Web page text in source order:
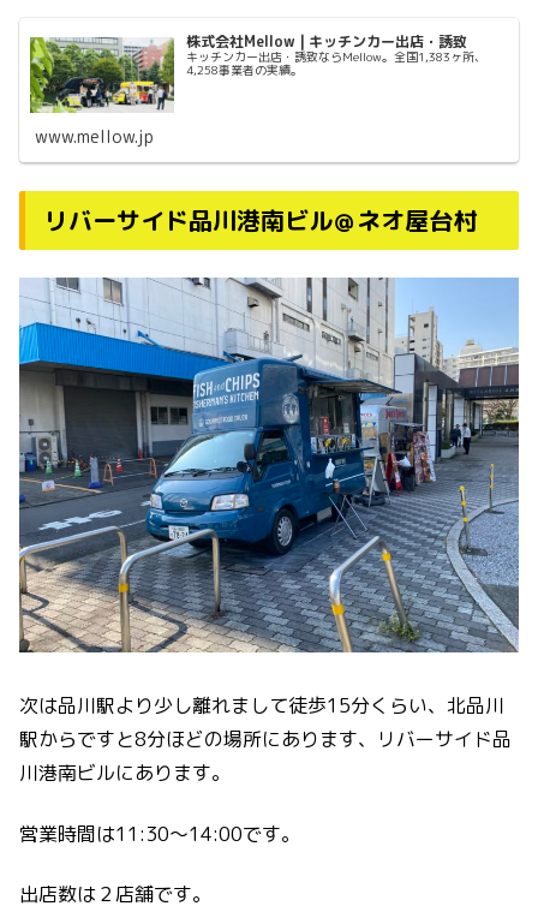
株式会社Mellow | キッチンカー出店・誘致
キッチンカー出店・誘致ならMellow。全国1,383ヶ所、
4,258事業者の実績。
www.mellow.jp
リバーサイド品川港南ビル＠ネオ屋台村
次は品川駅より少し離れまして徒歩15分くらい、北品川
駅からですと8分ほどの場所にあります、リバーサイド品
川港南ビルにあります。
営業時間は11:30〜14:00です。
出店数は２店舗です。